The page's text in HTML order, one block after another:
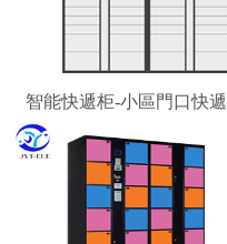
智能快遞柜-小區門口快遞
柜-校園快遞柜